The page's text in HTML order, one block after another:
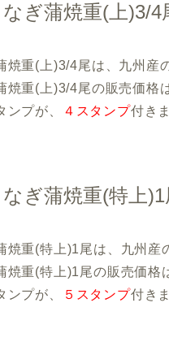
ぎ蒲焼重(上)3/4
焼重(上)3/4尾は、九州産
焼重(上)3/4尾の販売価格
ンプが、
４スタンプ付き
ぎ蒲焼重(特上)1
焼重(特上)1尾は、九州
焼重(特上)1尾の販売価格
ンプが、
５スタンプ付き